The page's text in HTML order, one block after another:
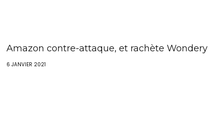
Amazon contre-attaque, et rachète Wondery
6 JANVIER 2021